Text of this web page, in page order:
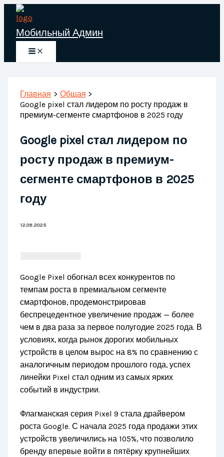
Перейти
содержимому
Мобильный Админ
Главная
Общая
Google pixel стал лидером по росту продаж в
премиум-сегменте смартфонов в 2025 году
Google pixel стал лидером по
росту продаж в премиум-
сегменте смартфонов в 2025
году
12.09.2025
Google Pixel обогнал всех конкурентов по
темпам роста в премиальном сегменте
смартфонов, продемонстрировав
беспрецедентное увеличение продаж — более
чем в два раза за первое полугодие 2025 года. В
условиях, когда рынок дорогих мобильных
устройств в целом вырос на 8% по сравнению с
аналогичным периодом прошлого года, успех
линейки Pixel стал одним из самых ярких
событий в индустрии.
Флагманская серия Pixel 9 стала драйвером
роста Google. С начала 2025 года продажи этих
устройств увеличились на 105%, что позволило
бренду впервые войти в пятёрку крупнейших